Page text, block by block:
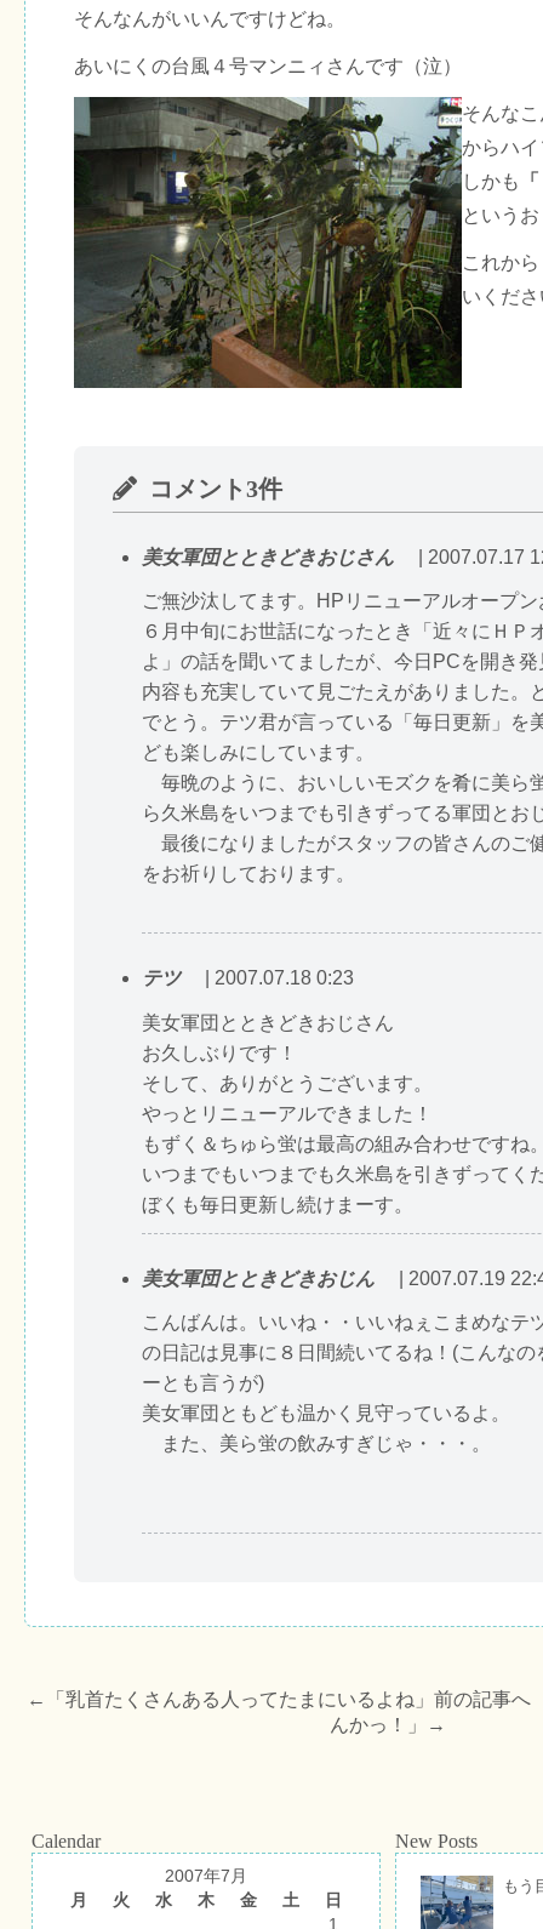
そんなんがいいんですけどね。
あいにくの台風４号マンニィさんです（泣）
そんな
からハ
しかも
という
これか
いくだ
コメント3件
美女軍団とときどきおじさん | 2007.07.17
ご無沙汰してます。HPリニューアルオープ
６月中旬にお世話になったとき「近々にＨＰ
よ」の話を聞いてましたが、今日PCを開き
内容も充実していて見ごたえがありました。
でとう。テツ君が言っている「毎日更新」を
ども楽しみにしています。
毎晩のように、おいしいモズクを肴に美ら
ら久米島をいつまでも引きずってる軍団とお
最後になりましたがスタッフの皆さんのご
をお祈りしております。
テツ | 2007.07.18 0:23
美女軍団とときどきおじさん
お久しぶりです！
そして、ありがとうございます。
やっとリニューアルできました！
もずく＆ちゅら蛍は最高の組み合わせですね
いつまでもいつまでも久米島を引きずってく
ぼくも毎日更新し続けまーす。
美女軍団とときどきおじん | 2007.07.19
こんばんは。いいね・・いいねぇこまめなテ
の日記は見事に８日間続いてるね！(こんなの
ーとも言うが)
美女軍団ともども温かく見守っているよ。
また、美ら蛍の飲みすぎじゃ・・・。
←「 乳首たくさんある人ってたまにいるよね 」前の記事
んかっ！
」→
Calendar
2007年7月
月
火 水 木 金 土
日
1
New Posts
もう